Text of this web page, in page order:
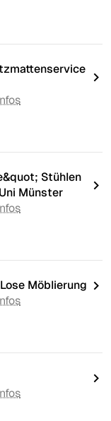
Stühlen
Münster
Möblierung